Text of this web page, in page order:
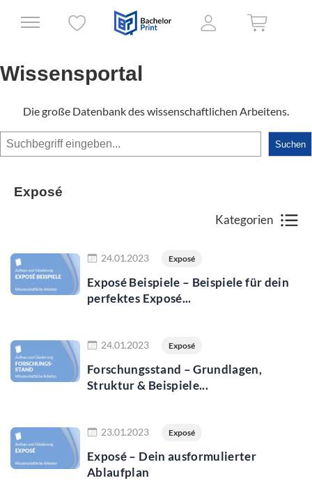
Wissensportal
Die große Datenbank des wissenschaftlichen Arbeitens.
Suchen Suchen
Exposé
Kategorien
24.01.2023 Exposé
Exposé Beispiele – Beispiele für dein
perfektes Exposé...
24.01.2023 Exposé
Forschungsstand – Grundlagen,
Struktur & Beispiele...
23.01.2023 Exposé
Exposé – Dein ausformulierter
Ablaufplan